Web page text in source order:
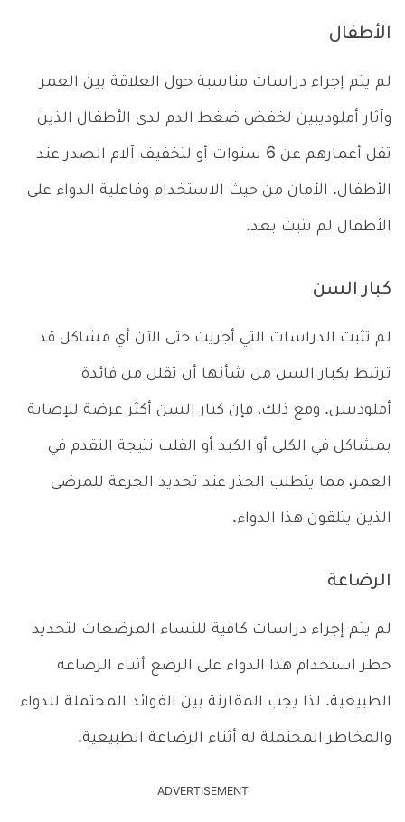
الأطفال
لم يتم إجراء دراسات مناسبة حول العلاقة بين العمر
وآثار أملوديبين لخفض ضغط الدم لدى الأطفال الذين
تقل أعمارهم عن 6 سنوات أو لتخفيف آلام الصدر عند
الأطفال. الأمان من حيث الاستخدام وفاعلية الدواء على
الأطفال لم تثبت بعد.
كبار السن
لم تثبت الدراسات التي أجريت حتى الآن أي مشاكل قد
ترتبط بكبار السن من شأنها أن تقلل من فائدة
أملوديبين. ومع ذلك، فإن كبار السن أكثر عرضة للإصابة
بمشاكل في الكلى أو الكبد أو القلب نتيجة التقدم في
العمر، مما يتطلب الحذر عند تحديد الجرعة للمرضى
الذين يتلقون هذا الدواء.
الرضاعة
لم يتم إجراء دراسات كافية للنساء المرضعات لتحديد
خطر استخدام هذا الدواء على الرضع أثناء الرضاعة
الطبيعية. لذا يجب المقارنة بين الفوائد المحتملة للدواء
والمخاطر المحتملة له أثناء الرضاعة الطبيعية.
ADVERTISEMENT